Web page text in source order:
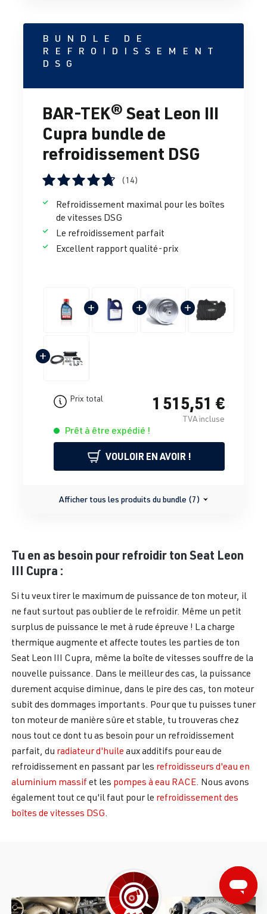
BUNDLE DE
REFROIDISSEMENT
DSG
BAR-TEK® Seat Leon III
Cupra bundle de
refroidissement DSG
(14)
Refroidissement maximal pour les boîtes
de vitesses DSG
Le refroidissement parfait
Excellent rapport qualité-prix
+ + +
+
Prix total 1 515,51 €
TVA incluse
Prêt à être expédié !
VOULOIR EN AVOIR !
Afficher tous les produits du bundle (7)
Tu en as besoin pour refroidir ton Seat Leon
III Cupra :
Si tu veux tirer le maximum de puissance de ton moteur, il
ne faut surtout pas oublier de le refroidir. Même un petit
surplus de puissance le met à rude épreuve ! La charge
thermique augmente et affecte toutes les parties de ton
Seat Leon III Cupra, même la boîte de vitesses souffre de la
nouvelle puissance. Dans le meilleur des cas, la puissance
durement acquise diminue, dans le pire des cas, ton moteur
subit des dommages importants. Pour que tu puisses tuner
ton moteur de manière sûre et stable, tu trouveras chez
nous tout ce dont tu as besoin pour un refroidissement
parfait, du radiateur d'huile aux additifs pour eau de
refroidissement en passant par les refroidisseurs d'eau en
aluminium massif et les pompes à eau RACE . Nous avons
également tout ce qu'il faut pour le refroidissement des
boîtes de vitesses DSG